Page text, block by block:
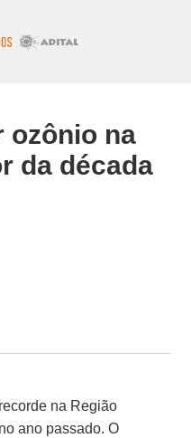
ozônio na
da década
na Região
ano passado. O